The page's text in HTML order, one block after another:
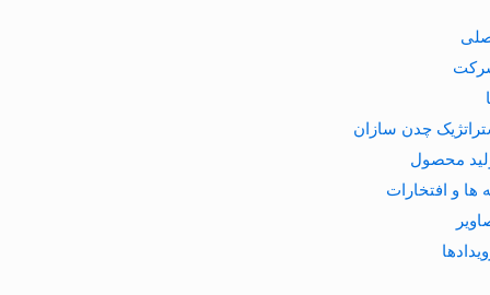
چدن سازان
محصول
ها و افتخارات